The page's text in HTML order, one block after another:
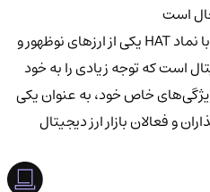
است
ارز دیجیتال تاپ هت (TOP HAT) با نماد HAT یکی از ارزهای نوظهور و
است که توجه زیادی را به خود
خاص خود، به عنوان یکی
و فعالان بازار ارز دیجیتال